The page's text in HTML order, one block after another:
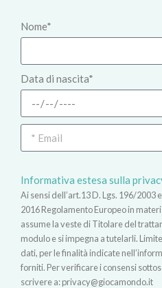
Nome*
Data di nascita*
Informativa estesa sulla
Ai sensi dell’art.13 D. Lgs. 196/2003
2016 Regolamento Europeo in
assume la veste di Titolare del
modulo e si impegna a tutelarli.
dati, per le finalità indicate
forniti. Per verificare i consensi
scrivere a:privacy@giocamondo.it